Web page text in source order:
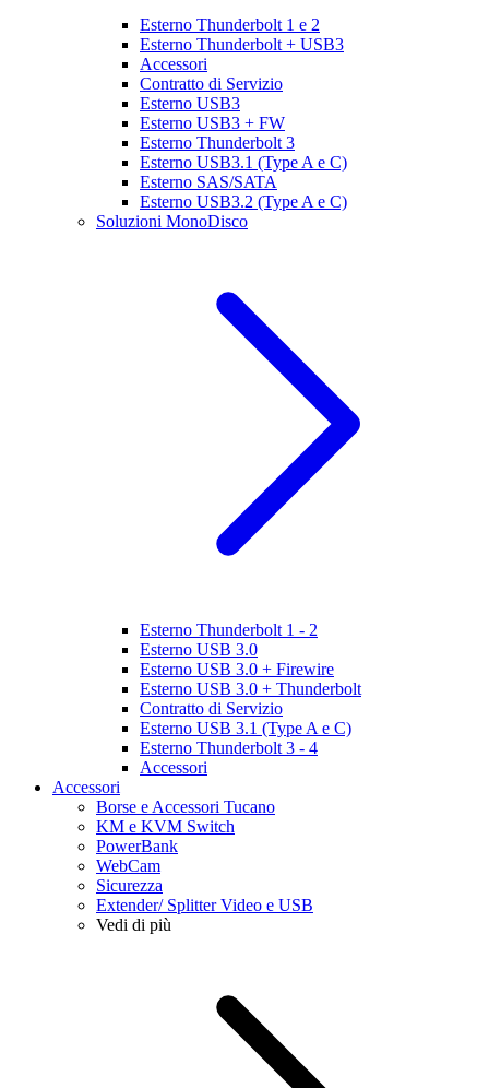
Esterno Thunderbolt 1 e 2
Esterno Thunderbolt + USB3
Accessori
Contratto di Servizio
Esterno USB3
Esterno USB3 + FW
Esterno Thunderbolt 3
Esterno USB3.1 (Type A e C)
Esterno SAS/SATA
Esterno USB3.2 (Type A e C)
Soluzioni MonoDisco
Esterno Thunderbolt 1 - 2
Esterno USB 3.0
Esterno USB 3.0 + Firewire
Esterno USB 3.0 + Thunderbolt
Contratto di Servizio
Esterno USB 3.1 (Type A e C)
Esterno Thunderbolt 3 - 4
Accessori
Accessori
Borse e Accessori Tucano
KM e KVM Switch
PowerBank
WebCam
Sicurezza
Extender/ Splitter Video e USB
Vedi di più